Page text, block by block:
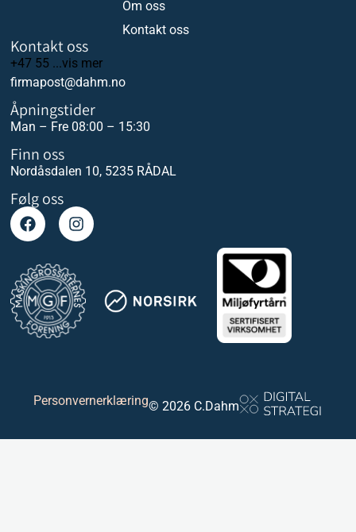
Om oss
Kontakt oss
Kontakt oss
+47 55 ...vis mer
firmapost@dahm.no
Åpningstider
Man – Fre 08:00 – 15:30
Finn oss
Nordåsdalen 10, 5235 RÅDAL
Følg oss
Personvernerklæring© 2026 C.Dahm